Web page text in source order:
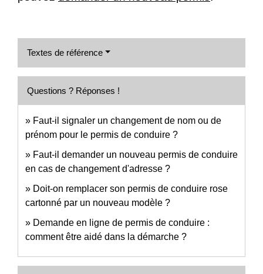
Textes de référence
Questions ? Réponses !
Faut-il signaler un changement de nom ou de
prénom pour le permis de conduire ?
Faut-il demander un nouveau permis de conduire
en cas de changement d'adresse ?
Doit-on remplacer son permis de conduire rose
cartonné par un nouveau modèle ?
Demande en ligne de permis de conduire :
comment être aidé dans la démarche ?